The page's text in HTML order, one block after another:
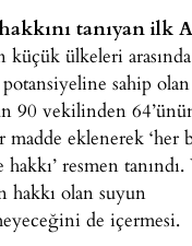
tanıyan ilk
küçük ülkeleri
sahip olan
90 vekilinden
madde eklenerek
resmen
hakkı olan suyun
de içermesi.